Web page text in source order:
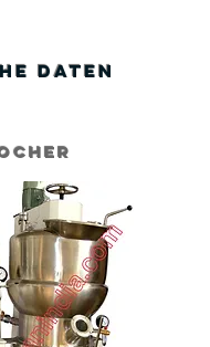
Daten